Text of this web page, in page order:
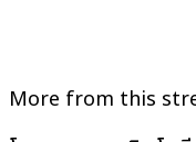
More from this